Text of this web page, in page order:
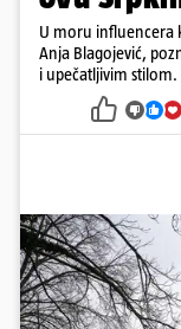
U moru influencera
Anja Blagojević,
i upečatljivim stilom.
Dubaiju, Anja je